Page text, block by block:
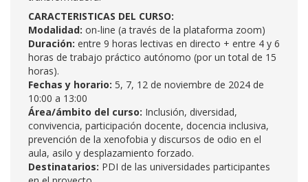
CARACTERISTICAS DEL CURSO:
Modalidad: on-line (a través de la plataforma zoom)
Duración: entre 9 horas lectivas en directo + entre 4 y 6
horas de trabajo práctico autónomo (por un total de 15
horas).
Fechas y horario: 5, 7, 12 de noviembre de 2024 de
10:00 a 13:00
Área/ámbito del curso: Inclusión, diversidad,
convivencia, participación docente, docencia inclusiva,
prevención de la xenofobia y discursos de odio en el
aula, asilo y desplazamiento forzado.
Destinatarios: PDI de las universidades participantes